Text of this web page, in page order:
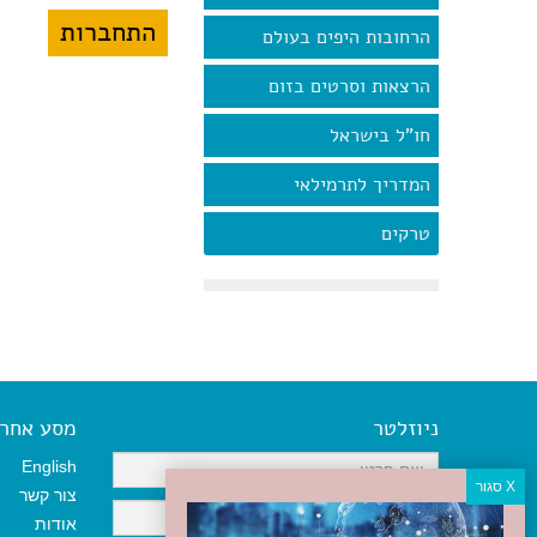
הרחובות היפים בעולם
הרצאות וסרטים בזום
חו"ל בישראל
המדריך לתרמילאי
טרקים
ניוזלטר מסע אחר
English
צור קשר
אודות